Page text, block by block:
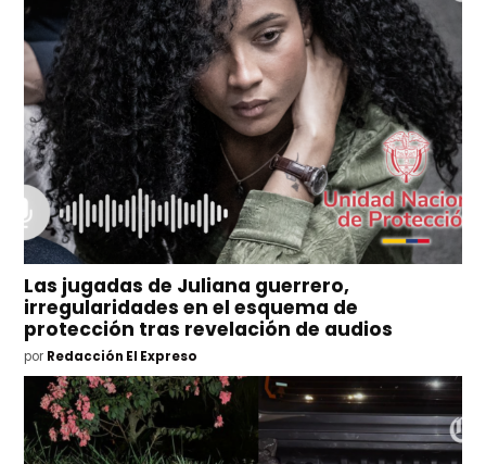
Las jugadas de Juliana guerrero,
irregularidades en el esquema de
protección tras revelación de audios
por Redacción El Expreso